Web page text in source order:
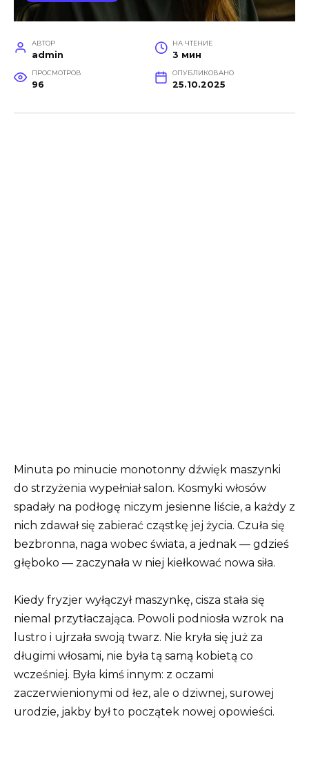
АВТОР
admin
НА ЧТЕНИЕ
3 мин
ПРОСМОТРОВ
96
ОПУБЛИКОВАНО
25.10.2025
Minuta po minucie monotonny dźwięk maszynki
do strzyżenia wypełniał salon. Kosmyki włosów
spadały na podłogę niczym jesienne liście, a każdy z
nich zdawał się zabierać cząstkę jej życia. Czuła się
bezbronna, naga wobec świata, a jednak — gdzieś
głęboko — zaczynała w niej kiełkować nowa siła.
Kiedy fryzjer wyłączył maszynkę, cisza stała się
niemal przytłaczająca. Powoli podniosła wzrok na
lustro i ujrzała swoją twarz. Nie kryła się już za
długimi włosami, nie była tą samą kobietą co
wcześniej. Była kimś innym: z oczami
zaczerwienionymi od łez, ale o dziwnej, surowej
urodzie, jakby był to początek nowej opowieści.